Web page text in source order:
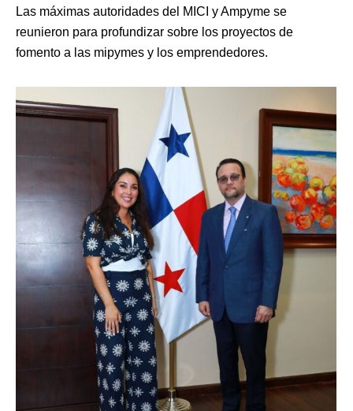
Las máximas autoridades del MICI y Ampyme se
reunieron para profundizar sobre los proyectos de
fomento a las mipymes y los emprendedores.